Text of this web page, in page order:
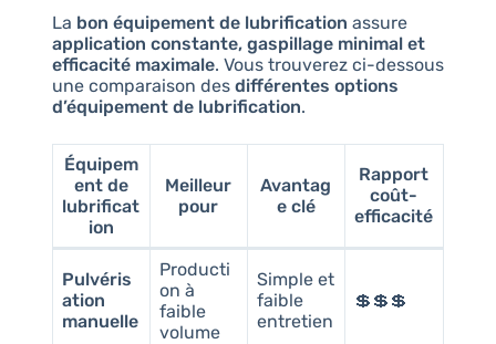
La bon équipement de lubrification assure
application constante, gaspillage minimal et
efficacité maximale. Vous trouverez ci-dessous
une comparaison des différentes options
d’équipement de lubrification.
Équipem
ent de
lubrificat
ion
Meilleur
pour
Avantag
e clé
Rapport
coût-
efficacité
Pulvéris
ation
manuelle
Producti
on à
faible
volume
Simple et
faible
entretien
💲💲💲